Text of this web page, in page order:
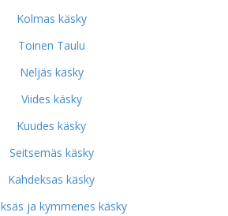
Kolmas käsky
Toinen Taulu
Neljäs käsky
Viides käsky
Kuudes käsky
Seitsemäs käsky
Kahdeksas käsky
ja kymmenes käsky